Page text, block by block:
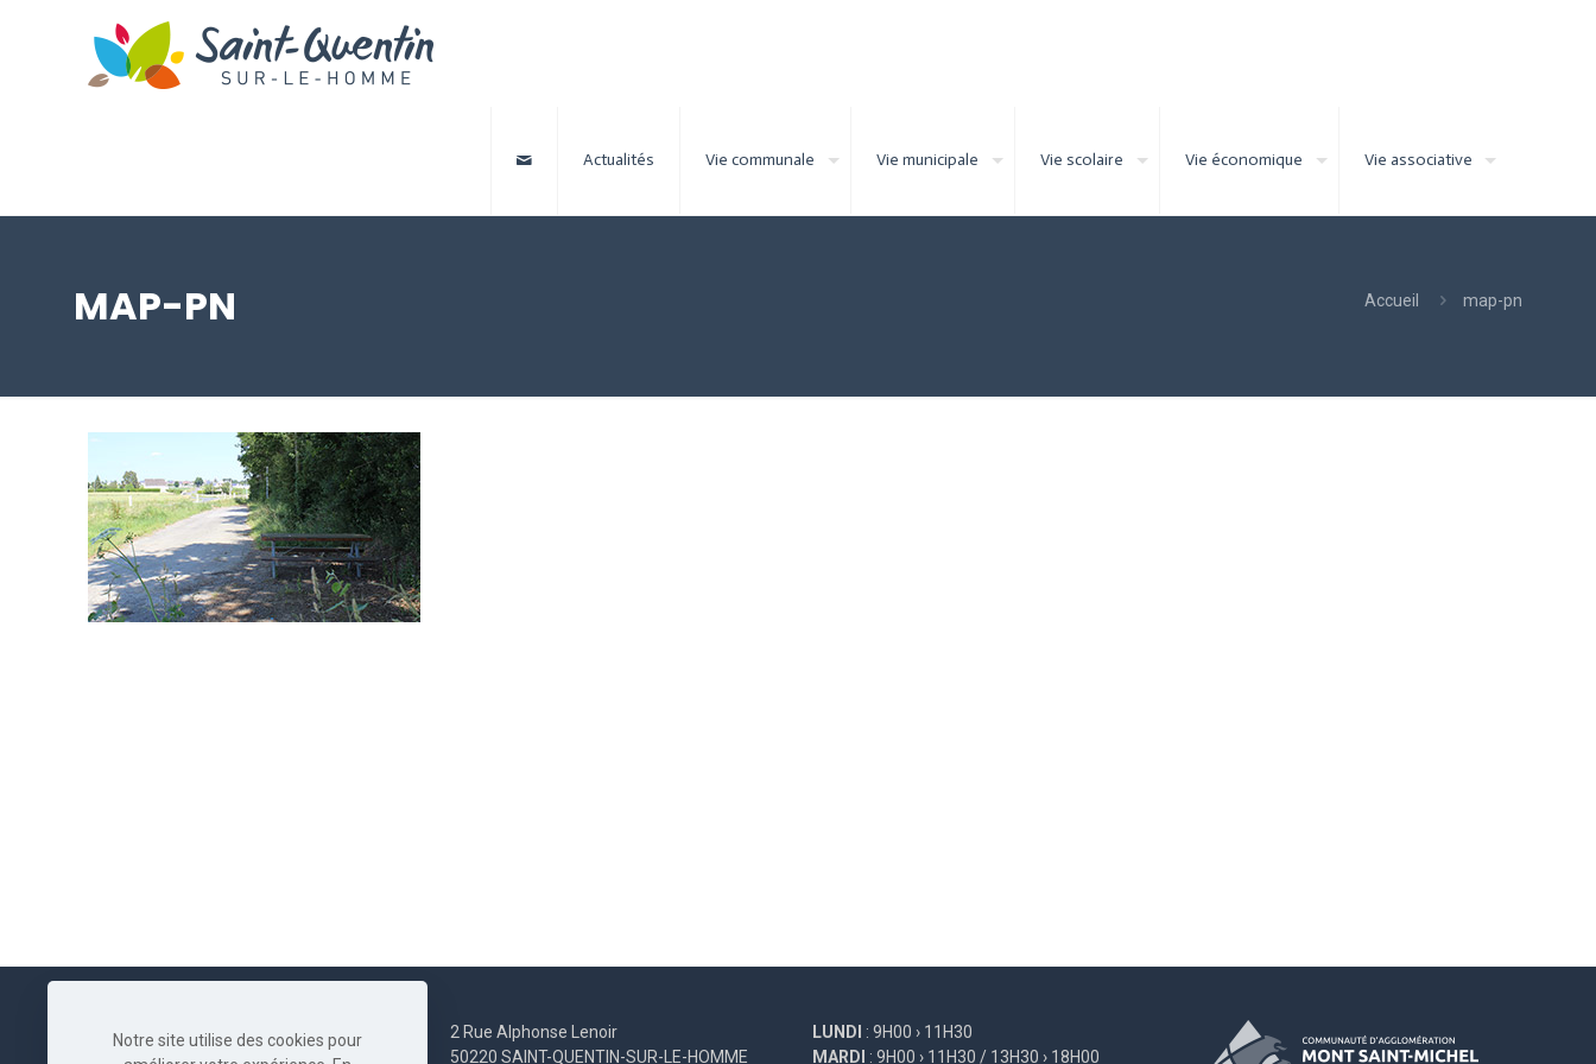
 Actualités Vie communale Vie municipale Vie scolaire Vie économique Vie associative
MAP-PN Accueil map-pn
2 Rue Alphonse Lenoir
50220 SAINT-QUENTIN-SUR-LE-HOMME
LUNDI : 9H00 › 11H30
MARDI : 9H00 › 11H30 / 13H30 › 18H00
Notre site utilise des cookies pour